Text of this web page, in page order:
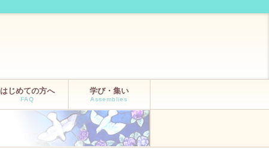
はじめての方へ
FAQ
学び・集い
Assemblies